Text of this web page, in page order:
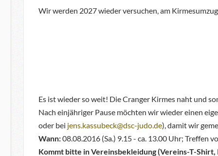
Wir werden 2027 wieder versuchen, am
Es ist wieder so weit! Die Cranger Kirmes naht und
Nach einjähriger Pause möchten wir wieder einen
oder bei jens.kassubeck@dsc-judo.de), damit wir
Wann:08.08.2016 (Sa.) 9.15 - ca. 13.00 Uhr; Treffen
Kommt bitte in Vereinsbekleidung (Vereins-T-